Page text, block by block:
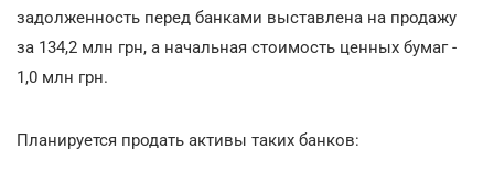
задолженность перед банками выставлена на продажу
за 134,2 млн грн, а начальная стоимость ценных бумаг -
1,0 млн грн.
Планируется продать активы таких банков: